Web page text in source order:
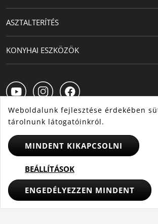
ASZTALTERÍTÉS
KONYHAI ESZKÖZÖK
CS SK HU
© 2025 WMF - Minden jog fenntartva
Weboldalunk fejlesztése érdekében
tárolnunk látogatóinkról.
MINDENT KIKAPCSOLNI
BEÁLLÍTÁSOK
ENGEDÉLYEZZEN MINDENT